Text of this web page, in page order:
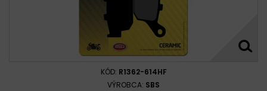
KÓD: R1362-614HF
VÝROBCA: SBS